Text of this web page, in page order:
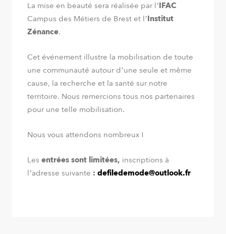
La mise en beauté sera réalisée par l’IFAC
Campus des Métiers de Brest et l’Institut
Zénance.
Cet événement illustre la mobilisation de toute
une communauté autour d’une seule et même
cause, la recherche et la santé sur notre
territoire. Nous remercions tous nos partenaires
pour une telle mobilisation.
Nous vous attendons nombreux !
Les entrées sont limitées, inscriptions à
l’adresse suivante : defiledemode@outlook.fr